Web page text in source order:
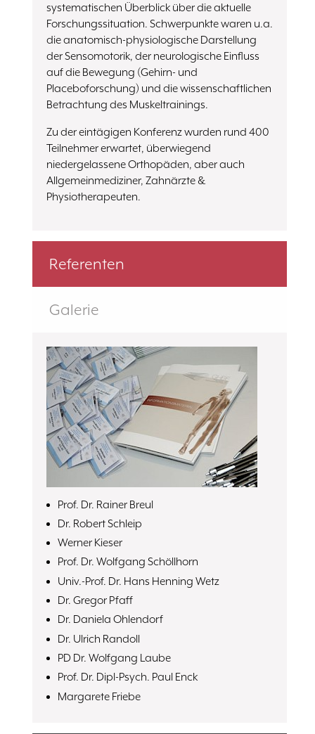
systematischen Überblick über die aktuelle
Forschungssituation. Schwerpunkte waren u.a.
die anatomisch-physiologische Darstellung
der Sensomotorik, der neurologische Einfluss
auf die Bewegung (Gehirn- und
Placeboforschung) und die wissenschaftlichen
Betrachtung des Muskeltrainings.
Zu der eintägigen Konferenz wurden rund 400
Teilnehmer erwartet, überwiegend
niedergelassene Orthopäden, aber auch
Allgemeinmediziner, Zahnärzte &
Physiotherapeuten.
Referenten
Galerie
Prof. Dr. Rainer Breul
Dr. Robert Schleip
Werner Kieser
Prof. Dr. Wolfgang Schöllhorn
Univ.-Prof. Dr. Hans Henning Wetz
Dr. Gregor Pfaff
Dr. Daniela Ohlendorf
Dr. Ulrich Randoll
PD Dr. Wolfgang Laube
Prof. Dr. Dipl-Psych. Paul Enck
Margarete Friebe